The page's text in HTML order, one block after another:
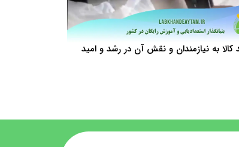
کالا به نیازمندان و نقش آن در رشد و امید